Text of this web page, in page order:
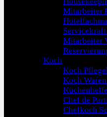
Mitarbeiter
Mitarbeiter
Koch
Koch
Koch
Chef de
Chefkoch